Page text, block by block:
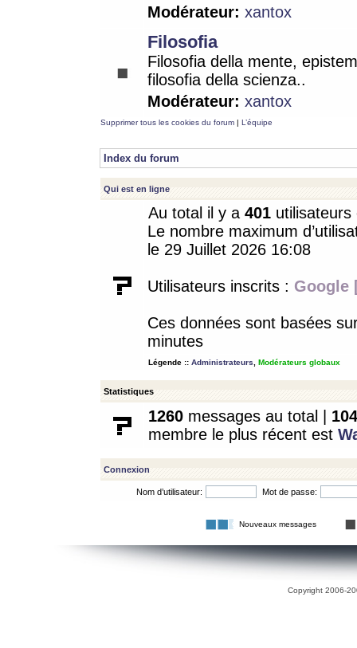
Modérateur: xantox
Filosofia
Filosofia della mente,
filosofia della scienza..
Modérateur: xantox
Supprimer tous les cookies du forum | L’équipe
Index du forum
Qui est en ligne
Au total il y a 401
Le nombre maximum
le 29 Juillet 2026 16:08
Utilisateurs inscrits : Google
Ces données sont basées
minutes
Légende :: Administrateurs Modérateurs globaux
Statistiques
1260 messages au total | 104
membre le plus récent est
Connexion
Nom d’utilisateur: Mot de passe:
Nouveaux messages
Copyright 2006-